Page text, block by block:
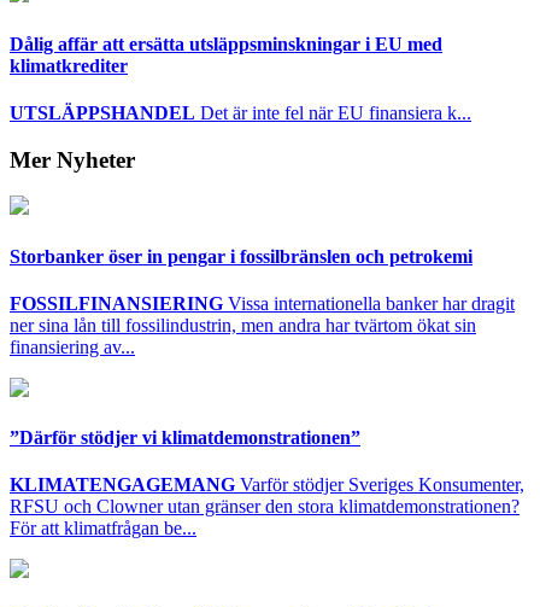
Dålig affär att ersätta utsläppsminskningar i EU med
klimatkrediter
UTSLÄPPSHANDEL Det är inte fel när EU finansiera k...
Mer Nyheter
Storbanker öser in pengar i fossilbränslen och petrokemi
FOSSILFINANSIERING Vissa internationella banker har dragit
ner sina lån till fossilindustrin, men andra har tvärtom ökat sin
finansiering av...
”Därför stödjer vi klimatdemonstrationen”
KLIMATENGAGEMANG Varför stödjer Sveriges Konsumenter,
RFSU och Clowner utan gränser den stora klimatdemonstrationen?
För att klimatfrågan be...